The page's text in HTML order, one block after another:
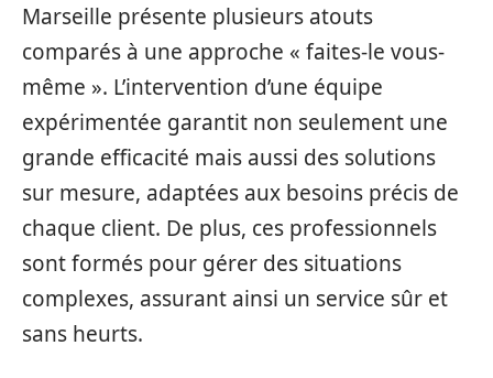
Marseille présente plusieurs atouts
comparés à une approche « faites-le vous-
même ». L’intervention d’une équipe
expérimentée garantit non seulement une
grande efficacité mais aussi des solutions
sur mesure, adaptées aux besoins précis de
chaque client. De plus, ces professionnels
sont formés pour gérer des situations
complexes, assurant ainsi un service sûr et
sans heurts.